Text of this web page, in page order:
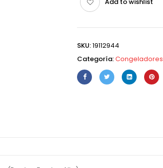
SKU:19112944
Categoría:Congeladores